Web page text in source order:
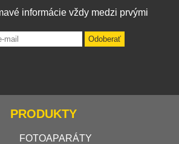
informácie vždy medzi prvými
Odoberať
PRODUKTY
FOTOAPARÁTY